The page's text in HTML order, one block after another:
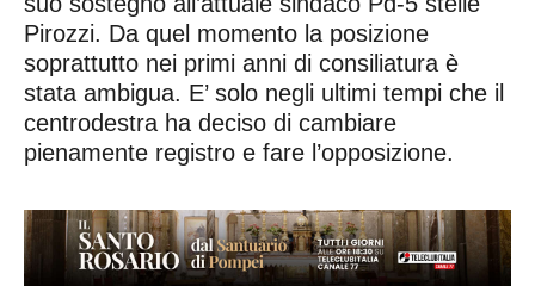
Pirozzi. Da quel momento la posizione
soprattutto nei primi anni di consiliatura è
stata ambigua. E’ solo negli ultimi tempi che il
centrodestra ha deciso di cambiare
pienamente registro e fare l’opposizione.